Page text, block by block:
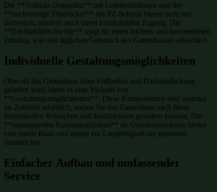
Die **Vollholz-Doppeltür** mit Leimholzrahmen und der
**hochwertige Türdrücker** mit PZ-Schloss bieten nicht nur
Sicherheit, sondern auch einen komfortablen Zugang. Die
**Edelstahltürschwelle** sorgt für einen leichten und barrierefreien
Einstieg, was den täglichen Gebrauch des Gartenhauses erleichtert.
Individuelle Gestaltungsmöglichkeiten
Obwohl das Gartenhaus ohne Fußboden und Dacheindeckung
geliefert wird, bietet es eine Vielzahl von
**Gestaltungsmöglichkeiten**. Diese Komponenten sind optional
als Zubehör erhältlich, sodass Sie das Gartenhaus nach Ihren
individuellen Wünschen und Bedürfnissen gestalten können. Die
**imprägnierten Fundamentbalken** als Unterkonstruktion bieten
eine solide Basis und tragen zur Langlebigkeit der gesamten
Struktur bei.
Einfacher Aufbau und umfassender
Service